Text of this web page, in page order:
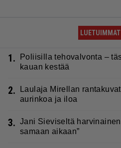
1.
Poliisilla tehovalvonta –
kauan kestää
2.
Laulaja Mirellan
aurinkoa ja iloa
3. Jani Sieviseltä
samaan aikaan”